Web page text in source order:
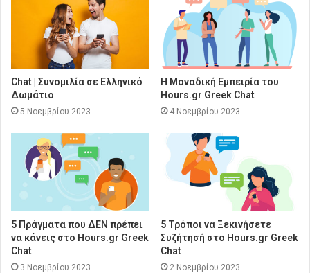
Chat | Συνομιλία σε Ελληνικό
Δωμάτιο
5 Νοεμβρίου 2023
Η Μοναδική Εμπειρία του
Hours.gr Greek Chat
4 Νοεμβρίου 2023
5 Πράγματα που ΔΕΝ πρέπει
να κάνεις στο Hours.gr Greek
Chat
3 Νοεμβρίου 2023
5 Τρόποι να Ξεκινήσετε
Συζήτησή στο Hours.gr Greek
Chat
2 Νοεμβρίου 2023